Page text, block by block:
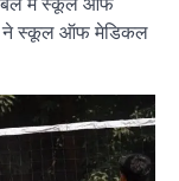
में स्कूल ऑफ
ने स्कूल ऑफ मेडिकल